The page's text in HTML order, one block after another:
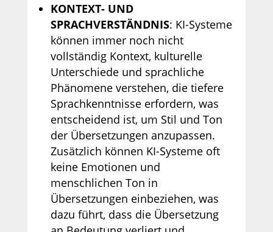
KONTEXT- UND
SPRACHVERSTÄNDNIS: KI-Systeme
können immer noch nicht
vollständig Kontext, kulturelle
Unterschiede und sprachliche
Phänomene verstehen, die tiefere
Sprachkenntnisse erfordern, was
entscheidend ist, um Stil und Ton
der Übersetzungen anzupassen.
Zusätzlich können KI-Systeme oft
keine Emotionen und
menschlichen Ton in
Übersetzungen einbeziehen, was
dazu führt, dass die Übersetzung